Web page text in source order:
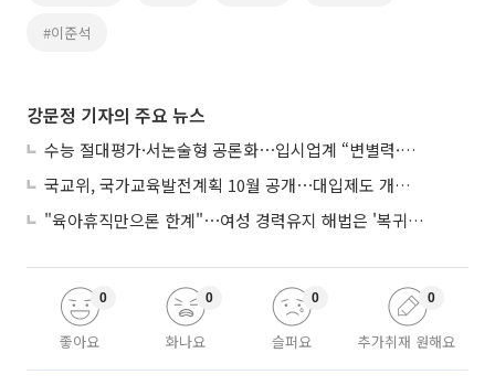
#이준석
강문정 기자의 주요 뉴스
수능 절대평가·서논술형 공론화⋯입시업계 “변별력·사교육 대책 먼저”
국교위, 국가교육발전계획 10월 공개⋯대입제도 개편 공론화 추진
"육아휴직만으론 한계"⋯여성 경력유지 해법은 '복귀 후 유연근무’
좋아요
0
화나요
0
슬퍼요
0
추가취재 원해요
0